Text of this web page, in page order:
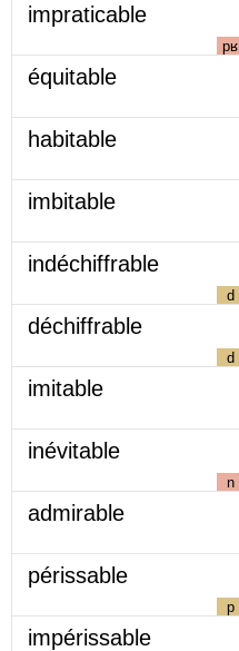
impraticable
pʁ
équitable
habitable
imbitable
indéchiffrable
d
déchiffrable
d
imitable
inévitable
n
admirable
périssable
p
impérissable